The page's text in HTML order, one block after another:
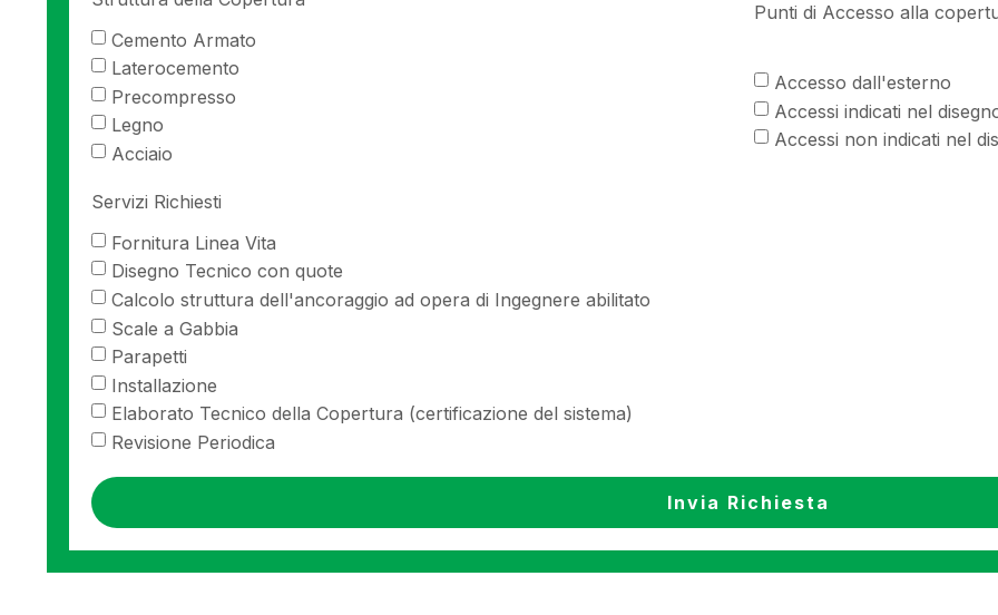
Cemento Armato
Laterocemento
Precompresso
Legno
Acciaio
Punti di Accesso alla
Accesso dall'esterno
Accessi indicati nel
Accessi non indicati nel
Servizi Richiesti
Fornitura Linea Vita
Disegno Tecnico con quote
Calcolo struttura dell'ancoraggio ad opera di Ingegnere abilitato
Scale a Gabbia
Parapetti
Installazione
Elaborato Tecnico della Copertura (certificazione del sistema)
Revisione Periodica
Invia Richiesta